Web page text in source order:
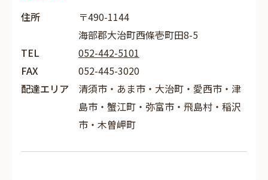
住所
〒490-1144
海部郡大治町西條壱町田8-5
TEL
052-442-5101
FAX
052-445-3020
配達エリア
清須市・あま市・大治町・愛西市・津
島市・蟹江町・弥富市・飛島村・稲沢
市・木曽岬町